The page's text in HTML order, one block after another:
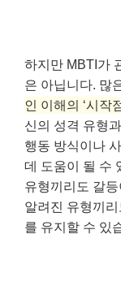
하지만 MBTI가
은 아닙니다. 많
인 이해의 ‘시작
신의 성격 유형
행동 방식이나
데 도움이 될 수
유형끼리도 갈
알려진 유형끼
를 유지할 수 있